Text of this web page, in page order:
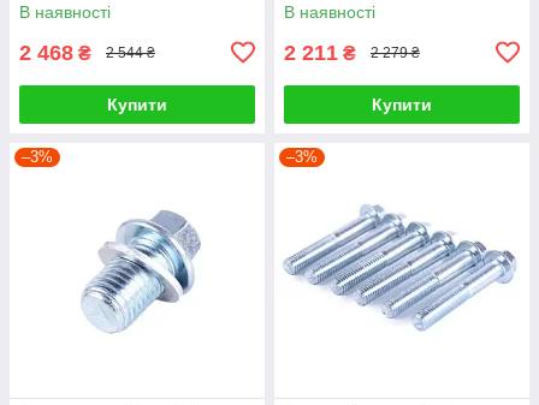
В наявності
2 468 ₴ 2 544 ₴
Купити
В наявності
2 211 ₴ 2 279 ₴
Купити
–3% –3%